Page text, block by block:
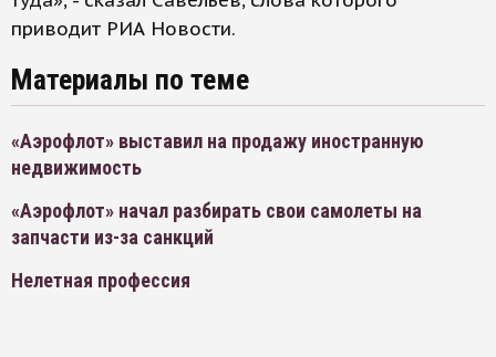
приводит РИА Новости.
Материалы по теме
«Аэрофлот» выставил на продажу иностранную
недвижимость
«Аэрофлот» начал разбирать свои самолеты на
запчасти из-за санкций
Нелетная профессия